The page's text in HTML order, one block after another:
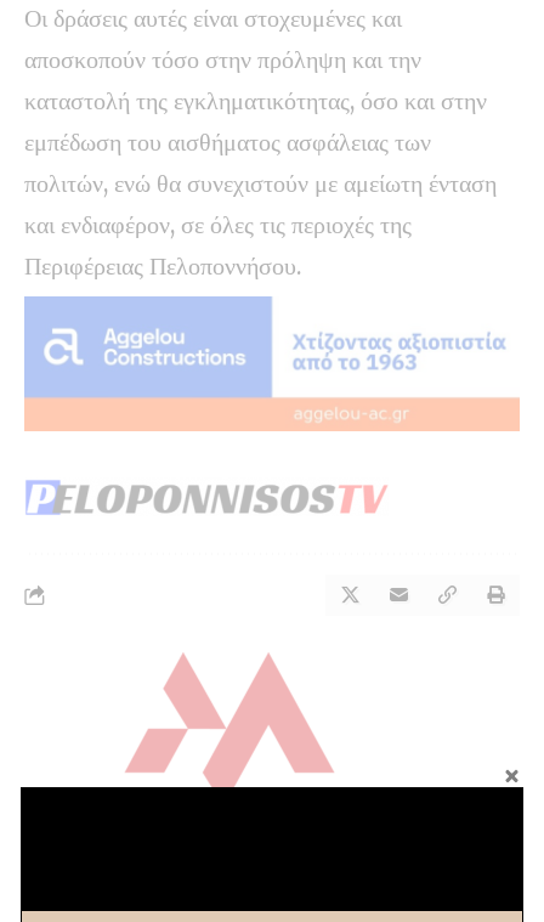
Οι δράσεις αυτές είναι στοχευμένες και
αποσκοπούν τόσο στην πρόληψη και την
καταστολή της εγκληματικότητας, όσο και στην
εμπέδωση του αισθήματος ασφάλειας των
πολιτών, ενώ θα συνεχιστούν με αμείωτη ένταση
και ενδιαφέρον, σε όλες τις περιοχές της
Περιφέρειας Πελοποννήσου.